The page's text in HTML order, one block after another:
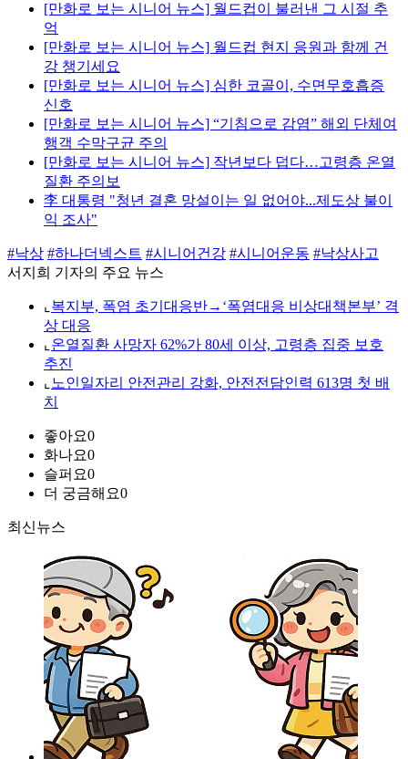
[만화로 보는 시니어 뉴스] 월드컵이 불러낸 그 시절 추
억
[만화로 보는 시니어 뉴스] 월드컵 현지 응원과 함께 건
강 챙기세요
[만화로 보는 시니어 뉴스] 심한 코골이, 수면무호흡증
신호
[만화로 보는 시니어 뉴스] “기침으로 감염” 해외 단체여
행객 수막구균 주의
[만화로 보는 시니어 뉴스] 작년보다 덥다…고령층 온열
질환 주의보
李 대통령 "청년 결혼 망설이는 일 없어야...제도상 불이
익 조사"
#낙상 #하나더넥스트 #시니어건강 #시니어운동 #낙상사고
서지희 기자의 주요 뉴스
⌞ 복지부, 폭염 초기대응반→‘폭염대응 비상대책본부’ 격
상 대응
⌞ 온열질환 사망자 62%가 80세 이상, 고령층 집중 보호
추진
⌞ 노인일자리 안전관리 강화, 안전전담인력 613명 첫 배
치
좋아요0
화나요0
슬퍼요0
더 궁금해요0
최신뉴스